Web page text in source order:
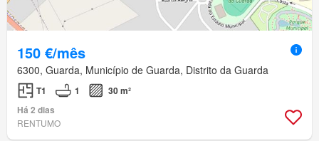
150 €/mês
6300, Guarda, Município de Guarda, Distrito da Guarda
T1 1
30 m²
Há 2 dias
RENTUMO